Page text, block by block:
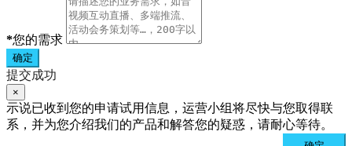
*您的需求
确定
提交成功
×
示说已收到您的申请试用信息，运营小组将尽快与您取得联
系，并为您介绍我们的产品和解答您的疑惑，请耐心等待。